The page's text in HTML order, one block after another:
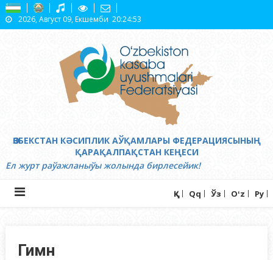
Skip
to
2026, Август 09, Екшемби 20:24:54
ӨЗБЕКСТАН КӘСИПЛИК АЎҚАМЛАРЫ ФЕДЕРАЦИЯСЫНЫҢ
ҚАРАҚАЛПАҚСТАН КЕҢЕСИ
Ел журт раўажланыўы жолында бирлесейик!
Ққ Qq Ўз Oʻz Ру
Гимн